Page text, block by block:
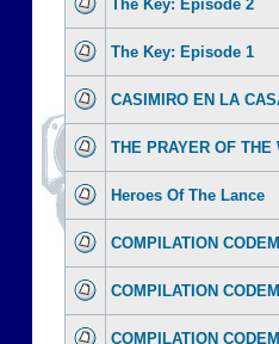
The Key: Episode 2
The Key: Episode 1
CASIMIRO EN LA
THE PRAYER OF THE
Heroes Of The Lance
COMPILATION
COMPILATION
COMPILATION